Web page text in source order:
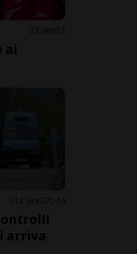
2 ore 3
ai
12 ore 7 74
arriva